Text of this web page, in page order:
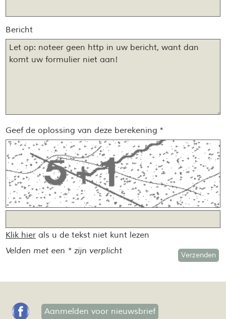
Bericht
Geef de oplossing van deze berekening *
Klik hier als u de tekst niet kunt lezen
Velden met een * zijn verplicht
Aanmelden voor nieuwsbrief